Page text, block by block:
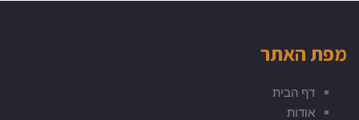
מפת האתר
דף הבית
אודות